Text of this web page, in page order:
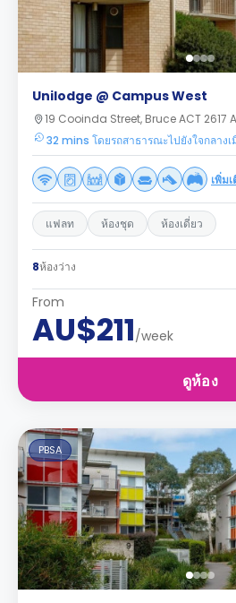
Unilodge @ Campus West
19 Cooinda Street, Bruce ACT 2617
32 mins โดยรถสาธารณะไปยังใจกลางเ
เพิ่ม
แฟลท ห้องชุด ห้องเดี่ยว
8ห้องว่าง
From
AU$211/week
ดูห้อง
PBSA